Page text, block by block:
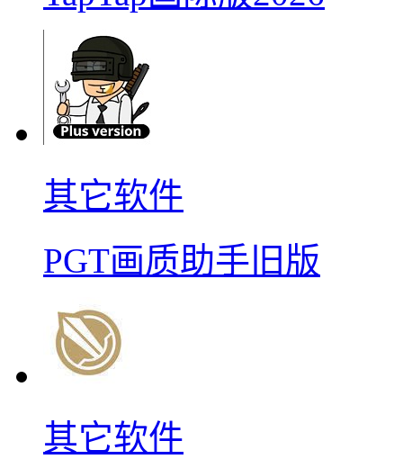
其它软件
PGT画质助手旧版
其它软件